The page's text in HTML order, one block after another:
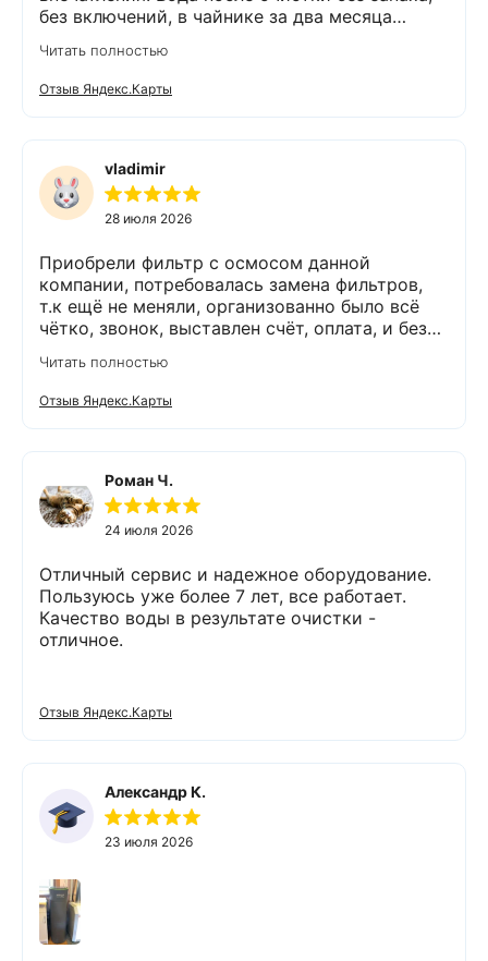
без включений, в чайнике за два месяца
работает. Оборудование, несмотря на
размеры, поставили компактно, сбоев не
было. Спасибо Экодару за хорошую работу.
Читать полностью
Отзыв Яндекс.Карты
vladimir
28 июля 2026
Приобрели фильтр с осмосом данной
компании, потребовалась замена фильтров,
т.к ещё не меняли, организованно было всё
чётко, звонок, выставлен счёт, оплата, и без
выполнено (всё чётко без шума и пыли),
приятно работать с грамотными,
обязательными людьми. Спасибо
Читать полностью
Отзыв Яндекс.Карты
Роман Ч.
24 июля 2026
Отличный сервис и надежное оборудование.
Пользуюсь уже более 7 лет, все работает.
Качество воды в результате очистки -
отличное.
Отзыв Яндекс.Карты
Александр К.
23 июля 2026